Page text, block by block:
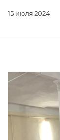
15 июля 2024